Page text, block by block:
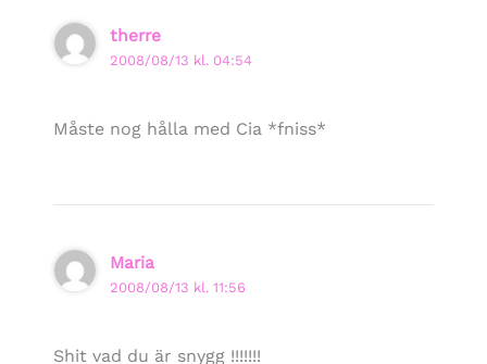
therre
2008/08/13 kl. 04:54
Måste nog hålla med Cia *fniss*
Maria
2008/08/13 kl. 11:56
Shit vad du är snygg !!!!!!!